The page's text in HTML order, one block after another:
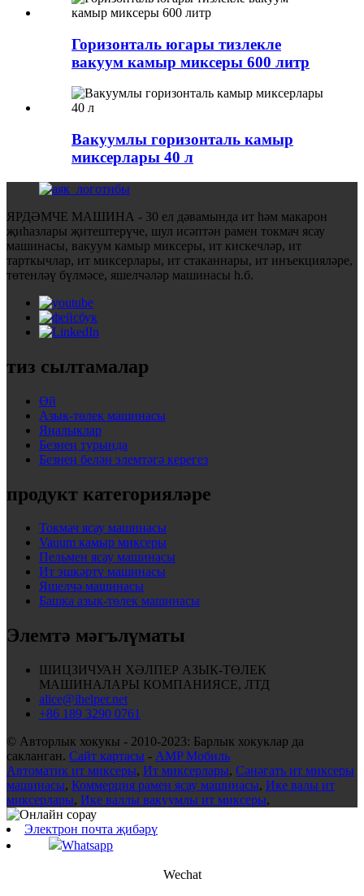
Горизонталь югары тизлекле
вакуум камыр миксеры 600 литр
Вакуумлы горизонталь камыр
миксерлары 40 л
ЯРДӘМЧЕ МАШИНА - 30 ел дәвамында ит һәм макарон
җиһазлары җитештерүче, шул исәптән рамен токмач ясау
машинасы, вакуум камыр миксеры, ит кискечләр, ит
тарткычлар, ит миксерлары, ит стаканнары, ит инъекцияләре,
төтенләү бүлмәсе, яшелчәләр машинасы һ.б.
тиз сылтамалар
Өй
Азык-төлек машинасы
Яңалыклар
Безнең турында
Безнең белән элемтәгә керегез
продукт категорияләре
Токмач ясау машинасы
Vauum камыр миксеры
Пельмен ясау машинасы
Ит эшкәртү машинасы
Яшелчә машинасы
Башка азык-төлек машинасы
Элемтә мәгълүматы
ШИЦЗИЧУАН ХӘЛПЕР АЗЫК-ТӨЛЕК
МАШИНАЛАРЫ КОМПАНИЯСЕ, ЛТД
alice@ihelper.net
+86 189 3290 0761
© Авторлык хокукы - 2010-2023: Барлык хокуклар да
сакланган. Сайт картасы - AMP Мобиль
Автоматик ит миксеры, Ит миксерлары, Сәнәгать ит миксеры
машинасы, Коммерция рамен ясау машинасы, Ике валы ит
миксерлары, Ике валлы вакуумлы ит миксеры,
Электрон почта җибәрү
Whatsapp
Wechat